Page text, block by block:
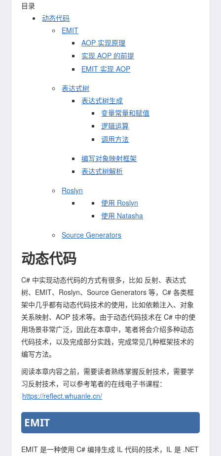
目录
动态代码
EMIT
AOP 实现原理
实现 AOP 的前提
EMIT 实现 AOP
表达式树
表达式树生成
变量常量和赋值
逻辑运算
调用方法
编写对象映射框架
表达式树解析
Roslyn
使用 Roslyn
使用 Natasha
Source Generators
动态代码
C# 中实现动态代码的方式有很多，比如 反射、表达式
树、EMIT、Roslyn、Source Generators 等，C# 各类框
架中几乎都有动态代码技术的使用，比如依赖注入、对象
关系映射、AOP 技术等。由于动态代码技术在 C# 中的使
用场景非常广泛，因此在本章中，笔者将会介绍多种动态
代码技术，以及完成部分实践，完成常见几种框架技术的
编写方法。
阅读本章内容之前，需要读者熟练掌握反射技术，需要学
习反射技术，可以参考笔者的在线电子书课程：
https://reflect.whuanle.cn/
EMIT
EMIT 是一种使用 C# 编排生成 IL 代码的技术，IL 是 .NET